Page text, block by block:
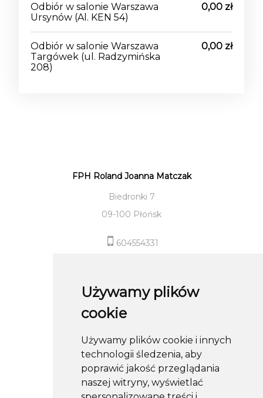
Używamy plików
cookie
Używamy plików cookie i innych
technologii śledzenia, aby
poprawić jakość przeglądania
naszej witryny, wyświetlać
Odbiór w salonie Warszawa
Ursynów (Al. KEN 54)
0,00 zł
Odbiór w salonie Warszawa
Targówek (ul. Radzymińska
208)
0,00 zł
FPH Roland Joanna Matczak
Biedronki 7
09-100 Płońsk
604554331
Informacje
Pomoc
Moje konto
Obserwuj nas